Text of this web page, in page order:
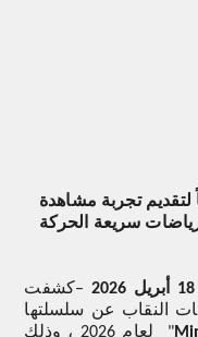
تجربة مشاهدة
سريعة الحركة
2026
–كشفت
النقاب عن سلسلتها
" لعام 2026 ، وذلك